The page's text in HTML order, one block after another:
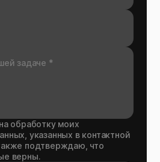
обработку моих
указанных в контактной
подтверждаю, что
верны.